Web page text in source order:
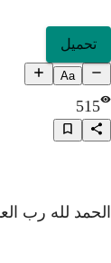
تحميل
Aa
515
الحمد لله رب